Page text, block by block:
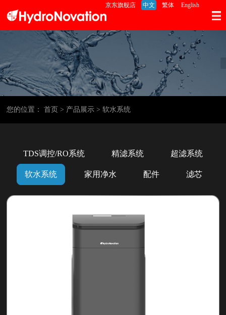
京东旗舰店 中文 繁体 English
您的位置：首页 > 产品展示 > 软水系统
TDS调控/RO系统 精滤系统 超滤系统
软水系统 家用净水 配件 滤芯